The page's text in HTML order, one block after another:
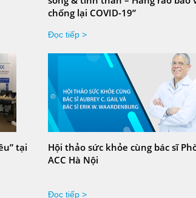
chống lại COVID-19”
Đọc tiếp >
tại
Hội thảo sức khỏe cùng bác sĩ
ACC Hà Nội
Đọc tiếp >